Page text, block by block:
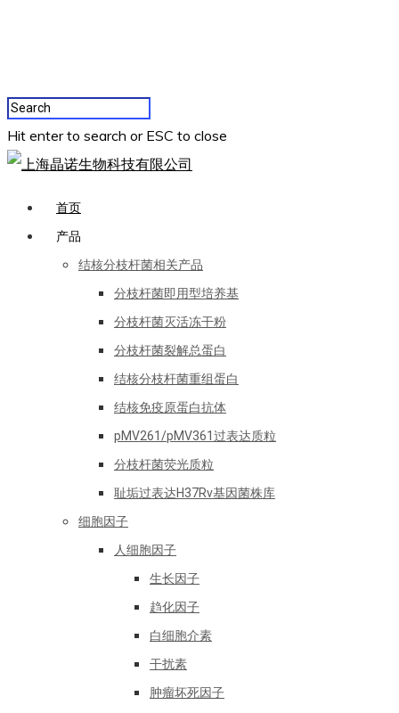
Hit enter to search or ESC to close
首页
产品
结核分枝杆菌相关产品
分枝杆菌即用型培养基
分枝杆菌灭活冻干粉
分枝杆菌裂解总蛋白
结核分枝杆菌重组蛋白
结核免疫原蛋白抗体
pMV261/pMV361过表达质粒
分枝杆菌荧光质粒
耻垢过表达H37Rv基因菌株库
细胞因子
人细胞因子
生长因子
趋化因子
白细胞介素
干扰素
肿瘤坏死因子